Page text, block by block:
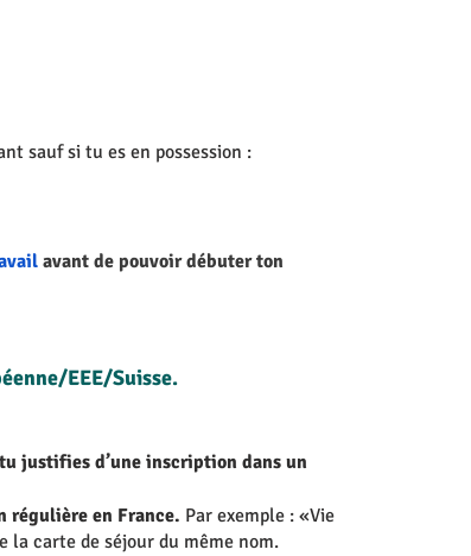
sauf si tu es en possession :
avant de pouvoir débuter ton
EEE/Suisse.
justifies d’une inscription dans un
régulière en France. Par exemple : «Vie
la carte de séjour du même nom.